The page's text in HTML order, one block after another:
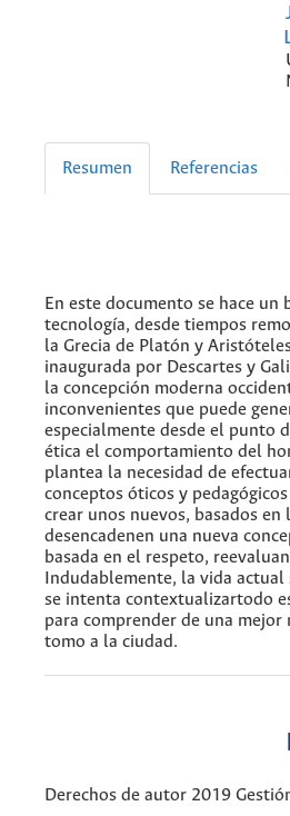
Resumen Referencias
En este documento se hace
tecnología, desde tiempos
la Grecia de Platón y
inaugurada por Descartes y
la concepción moderna
inconvenientes que puede
especialmente desde el punto
ética el comportamiento del
plantea la necesidad de
conceptos óticos y
crear unos nuevos, basados
desencadenen una nueva
basada en el respeto,
Indudablemente, la vida
se intenta contextualizartodo
para comprender de una
tomo a la ciudad.
Derechos de autor 2019